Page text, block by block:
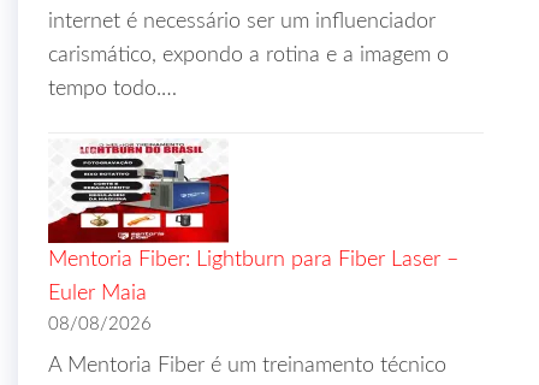
internet é necessário ser um influenciador
carismático, expondo a rotina e a imagem o
tempo todo.…
Mentoria Fiber: Lightburn para Fiber Laser –
Euler Maia
08/08/2026
A Mentoria Fiber é um treinamento técnico